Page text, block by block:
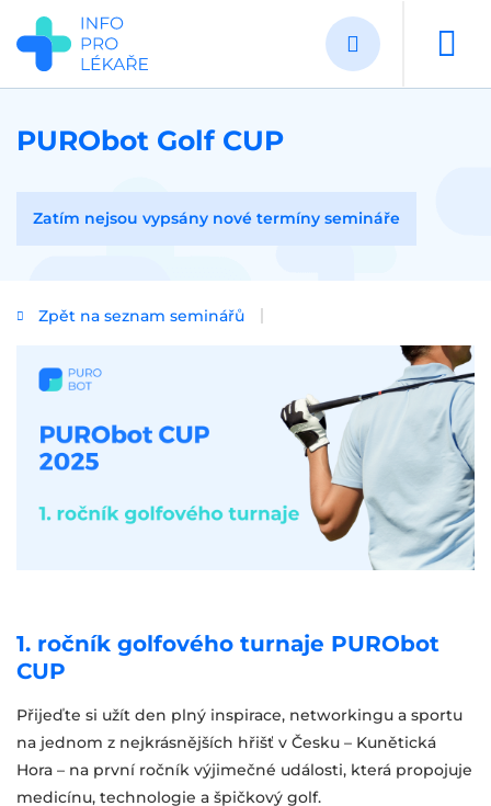
Přejít
hlavnímu
obsahu
PURObot Golf CUP
Zatím nejsou vypsány nové termíny semináře
Zpět na seznam seminářů
1. ročník golfového turnaje PURObot
CUP
Přijeďte si užít den plný inspirace, networkingu a sportu
na jednom z nejkrásnějších hřišť v Česku – Kunětická
Hora – na první ročník výjimečné události, která propojuje
medicínu, technologie a špičkový golf.